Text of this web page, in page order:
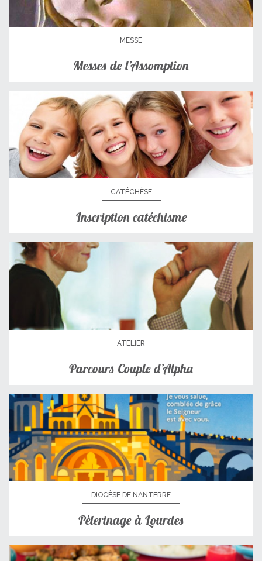
MESSE
Messes de l’Assomption
CATÉCHÈSE
Inscription catéchisme
ATELIER
Parcours Couple d’Alpha
DIOCÈSE DE NANTERRE
Pèlerinage à Lourdes